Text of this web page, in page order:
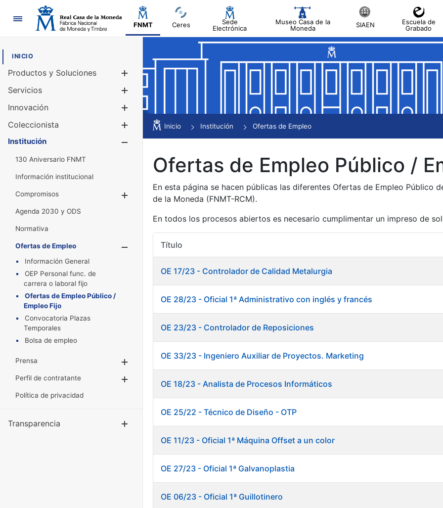
Navegación
FNMT Ceres
Sede
Electrónica
Museo Casa de la
Moneda
SIAEN
Escuela de
Grabado
INICIO
Productos y Soluciones
Mostrar/Ocultar
Servicios
Innovación
Coleccionista
Mostrar/Ocultar
Institución
130 Aniversario FNMT
Información institucional
Compromisos
Mostrar/Ocultar
Agenda 2030 y ODS
Normativa
Ofertas de Empleo
Mostrar/Ocultar
Información General
OEP Personal func. de
carrera o laboral fijo
Ofertas de Empleo Público /
Empleo Fijo
Convocatoria Plazas
Temporales
Bolsa de empleo
Prensa
Mostrar/Ocultar
Perfil de contratante
Mostrar/Ocultar
Política de privacidad
Transparencia Mostrar/Ocultar
Inicio Institución Ofertas de Empleo
Ofertas de Empleo Público /
En esta página se hacen públicas las diferentes Ofertas de Empleo Público
de la Moneda (FNMT-RCM).
En todos los procesos abiertos es necesario cumplimentar un impreso de
Título
OE 17/23 - Controlador de Calidad Metalurgia
OE 28/23 - Oficial 1ª Administrativo con inglés y francés
OE 23/23 - Controlador de Reposiciones
OE 33/23 - Ingeniero Auxiliar de Proyectos. Marketing
OE 18/23 - Analista de Procesos Informáticos
OE 25/22 - Técnico de Diseño - OTP
OE 11/23 - Oficial 1ª Máquina Offset a un color
OE 27/23 - Oficial 1ª Galvanoplastia
OE 06/23 - Oficial 1ª Guillotinero